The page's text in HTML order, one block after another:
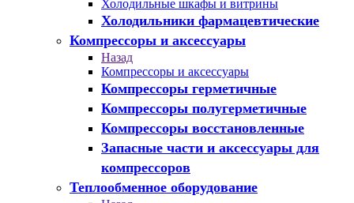
Холодильные шкафы и витрины
Холодильники фармацевтические
Компрессоры и аксессуары
Назад
Компрессоры и аксессуары
Компрессоры герметичные
Компрессоры полугерметичные
Компрессоры восстановленные
Запасные части и аксессуары для
компрессоров
Теплообменное оборудование